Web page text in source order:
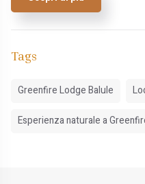
Tags
Greenfire Lodge Balule
Esperienza naturale a